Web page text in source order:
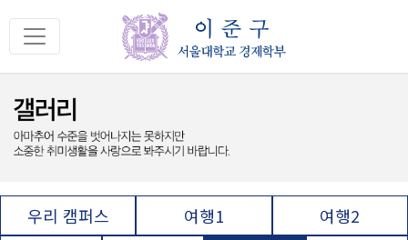
우리 캠퍼스 여행1
여행2